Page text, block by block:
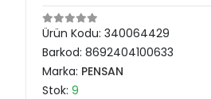
Ürün Kodu: 340064429
Barkod: 8692404100633
Marka: PENSAN
Stok: 9